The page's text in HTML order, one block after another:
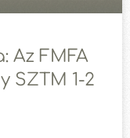
Az FMFA
SZTM 1-2